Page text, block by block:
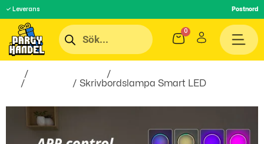
✓ Leverans Postnord
/ /
/ / Skrivbordslampa Smart LED